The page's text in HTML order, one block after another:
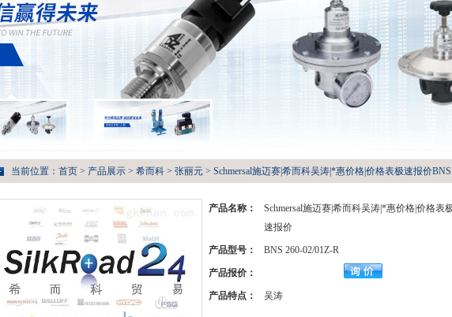
当前位置： 首页 > 产品展示 > 希而科 > 张丽元 > Schmersal施迈赛|希而科吴涛|*惠价格|价格表极速报价BNS
产品名称：
Schmersal施迈赛|希而科吴涛|*惠价格|价格表
速报价
产品型号： BNS 260-02/01Z-R
产品报价：
产品特点： 吴涛